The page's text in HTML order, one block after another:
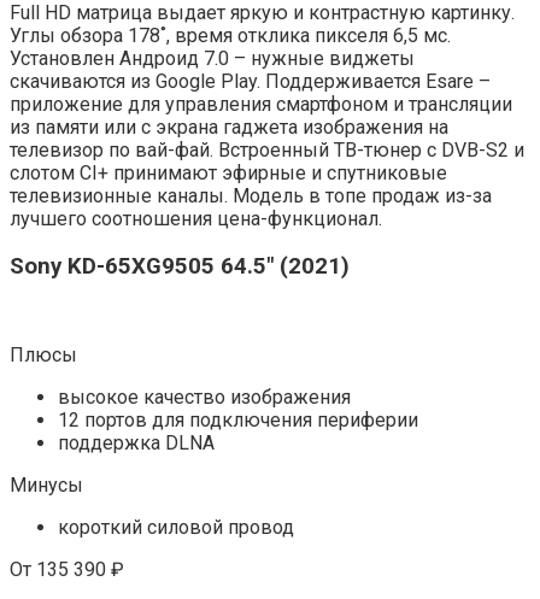
Full HD матрица выдает яркую и контрастную картинку.
Углы обзора 178˚, время отклика пикселя 6,5 мс.
Установлен Андроид 7.0 – нужные виджеты
скачиваются из Google Play. Поддерживается Esare –
приложение для управления смартфоном и трансляции
из памяти или с экрана гаджета изображения на
телевизор по вай-фай. Встроенный ТВ-тюнер с DVB-S2 и
слотом CI+ принимают эфирные и спутниковые
телевизионные каналы. Модель в топе продаж из-за
лучшего соотношения цена-функционал.
Sony KD-65XG9505 64.5″ (2021)
Плюсы
высокое качество изображения
12 портов для подключения периферии
поддержка DLNA
Минусы
короткий силовой провод
От 135 390 ₽